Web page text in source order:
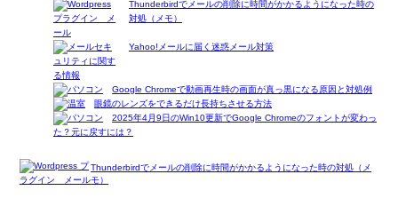
Thunderbirdでメールの削除に時間がかかるようになった時の
対処（メモ）
Yahoo!メールに届く迷惑メール対策
Google Chromeで動画再生時の画面が真っ黒になる原因と対処例
眼鏡のレンズをできるだけ長持ちさせる方法
2025年4月9日のWin10更新でGoogle Chromeのフォントが変わっ
た？元に戻すには？
Thunderbirdでメールの削除に時間がかかるようになった時の対処（メ
モ）